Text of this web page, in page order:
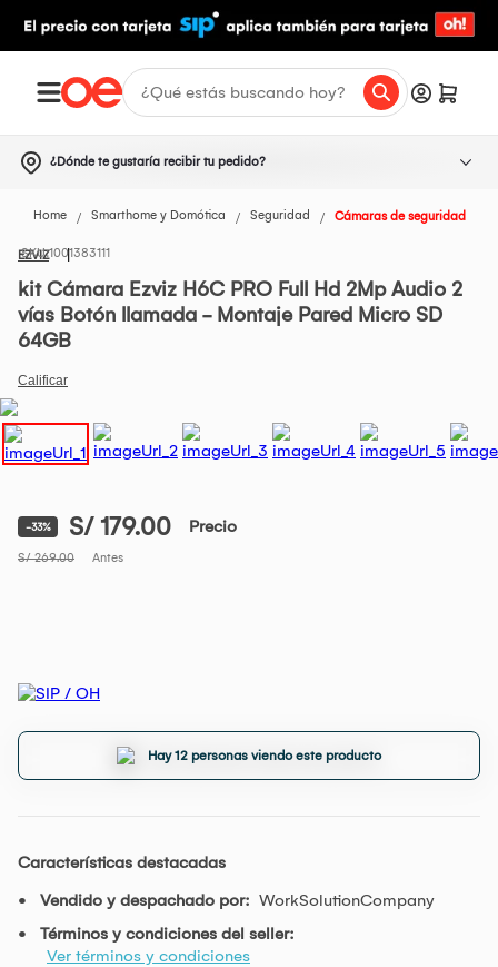
¿Dónde te gustaría recibir tu pedido?
Home Smarthome y Domótica Seguridad Cámaras de seguridad
EZVIZ1001383111
kit Cámara Ezviz H6C PRO Full Hd 2Mp Audio 2
vías Botón llamada - Montaje Pared Micro SD
64GB
-33% S/ 179.00 Precio
S/ 269.00 Antes
Hay 12 personas viendo este producto
Características destacadas
Vendido y despachado por: WorkSolutionCompany
Términos y condiciones del seller:
Ver términos y condiciones